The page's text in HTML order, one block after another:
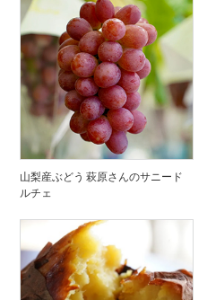
山梨産ぶどう 萩原さんのサニード
ルチェ